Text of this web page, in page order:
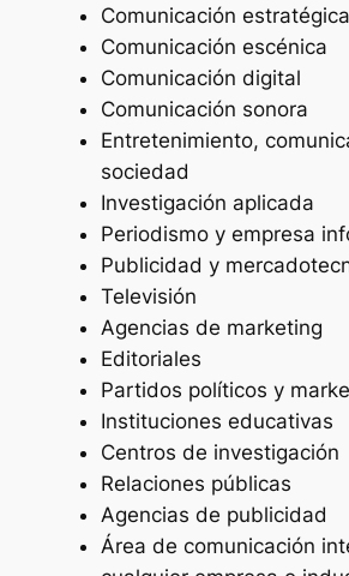
Comunicación estratégica
Comunicación escénica
Comunicación digital
Comunicación sonora
Entretenimiento,
sociedad
Investigación aplicada
Periodismo y empresa
Publicidad y
Televisión
Agencias de marketing
Editoriales
Partidos políticos y
Instituciones educativas
Centros de investigación
Relaciones públicas
Agencias de publicidad
Área de comunicación